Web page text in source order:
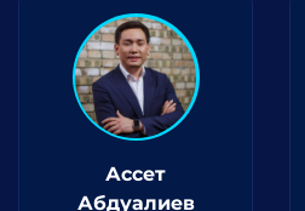
Ассет
Абдуалиев